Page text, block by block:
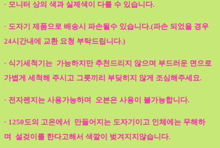
· 모니터 상의 색과 실제색이 다를 수 있습니다.
· 도자기 제품으로 배송시 파손될수 있습니다.(파손 되었을 경우
24시간내에 교환 요청 부탁드립니다.)
· 식기세척기는 가능하지만 추천드리지 않으며 부드러운 면으로
가볍게 세척해 주시고 그릇끼리 부딪히지 않게 조심해주세요.
· 전자렌지는 사용가능하며 오븐은 사용이 불가능합니다.
· 1250도의 고온에서 만들어지는 도자기이고 인체에는 무해하
며 설겆이를 한다고해서 색깔이 벚겨지지않습니다.